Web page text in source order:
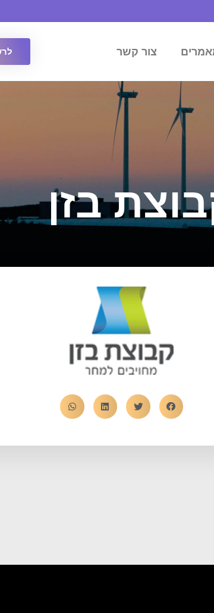
צור קשר
בזן